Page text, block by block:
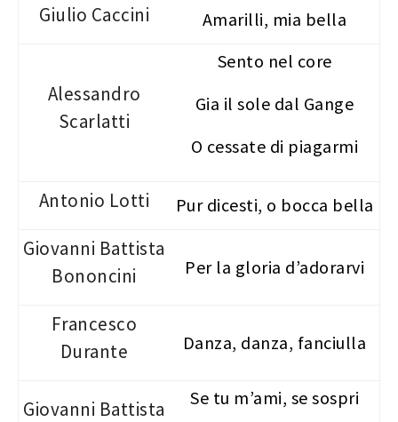
Giulio Caccini Amarilli, mia bella
Alessandro
Scarlatti
Sento nel core
Gia il sole dal Gange
O cessate di piagarmi
Antonio Lotti Pur dicesti, o bocca bella
Giovanni Battista
Bononcini
Per la gloria d’adorarvi
Francesco
Durante
Danza, danza, fanciulla
Giovanni Battista
Se tu m’ami, se sospri